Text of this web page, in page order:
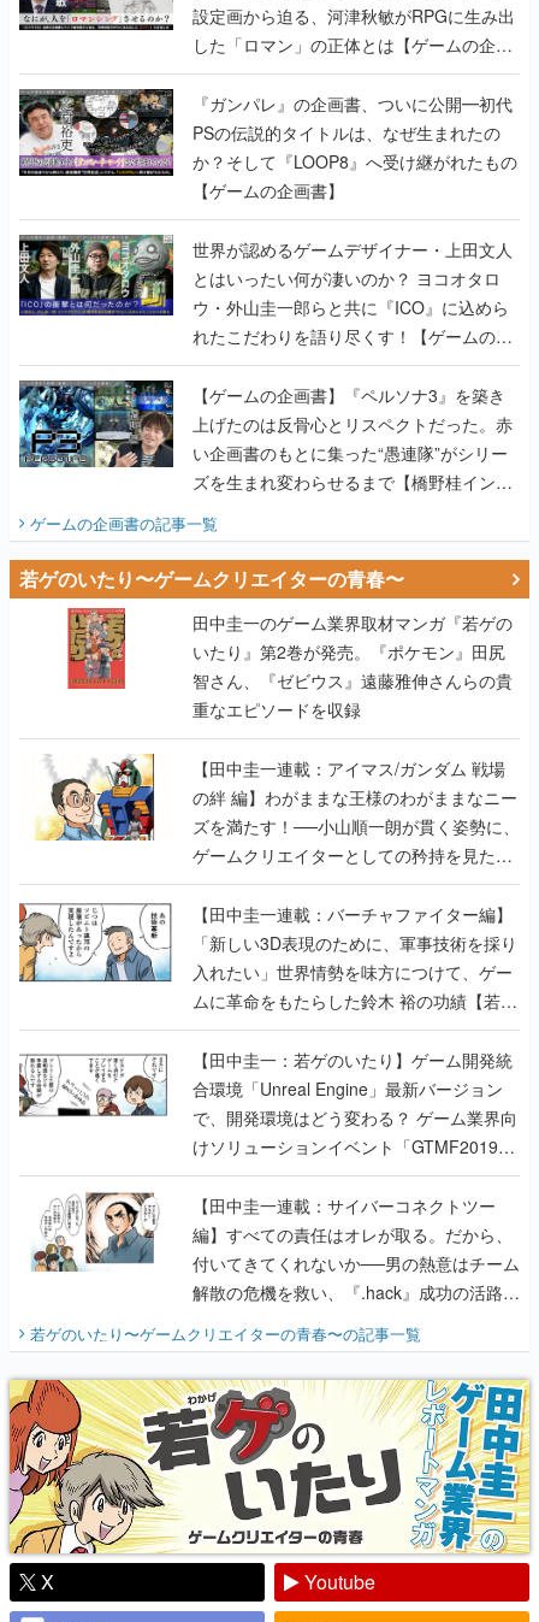
『ガンパレ』の企画書、ついに公開━初代
PSの伝説的タイトルは、なぜ生まれたの
か？そして『LOOP8』へ受け継がれたもの
【ゲームの企画書】
世界が認めるゲームデザイナー・上田文人
とはいったい何が凄いのか？ ヨコオタロ
ウ・外山圭一郎らと共に『ICO』に込めら
れたこだわりを語り尽くす！【ゲームの企
画書】
【ゲームの企画書】『ペルソナ3』を築き
上げたのは反骨心とリスペクトだった。赤
い企画書のもとに集った“愚連隊”がシリー
ズを生まれ変わらせるまで【橋野桂インタ
ビュー】
ゲームの企画書の記事一覧
若ゲのいたり〜ゲームクリエイターの青春〜
田中圭一のゲーム業界取材マンガ『若ゲの
いたり』第2巻が発売。『ポケモン』田尻
智さん、『ゼビウス』遠藤雅伸さんらの貴
重なエピソードを収録
【田中圭一連載：アイマス/ガンダム 戦場
の絆 編】わがままな王様のわがままなニー
ズを満たす！──小山順一朗が貫く姿勢に、
ゲームクリエイターとしての矜持を見た
【若ゲのいたり最終回】
【田中圭一連載：バーチャファイター編】
「新しい3D表現のために、軍事技術を採り
入れたい」世界情勢を味方につけて、ゲー
ムに革命をもたらした鈴木 裕の功績【若ゲ
のいたり】
【田中圭一：若ゲのいたり】ゲーム開発統
合環境「Unreal Engine」最新バージョン
で、開発環境はどう変わる？ ゲーム業界向
けソリューションイベント「GTMF2019」
に行って、より理解を深めよう【PR】
【田中圭一連載：サイバーコネクトツー
編】すべての責任はオレが取る。だから、
付いてきてくれないか──男の熱意はチーム
解散の危機を救い、『.hack』成功の活路を
開く。業界の快男児・松山 洋に流れる血は
『少年ジャンプ』色だった【若ゲのいた
り】
若ゲのいたり〜ゲームクリエイターの青春〜の記事一覧
X
Youtube
Discord
RSS